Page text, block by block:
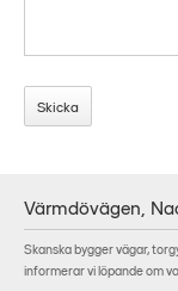
Värmdövägen,
Skanska bygger vägar,
informerar vi löpande om